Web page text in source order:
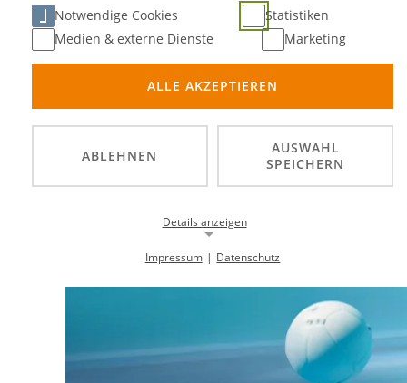
09. Mai 2025
Notwendige Cookies
Statistiken
Medien & externe Dienste
Marketing
ALLE AKZEPTIEREN
ABLEHNEN
AUSWAHL
SPEICHERN
Details anzeigen
Website. Sie helfen dabei, die Website nutzbar zu machen, indem sie
grundlegende Funktionen ermöglichen. Ohne diese Cookies kann die
Impressum | Datenschutz